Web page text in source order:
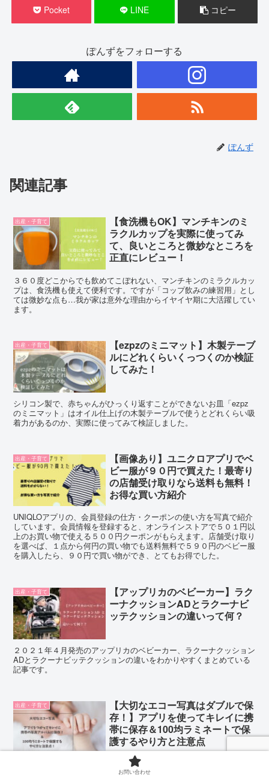
Pocket LINE コピー
ぽんずをフォローする
ぽんず
関連記事
出産・子育て
【食洗機もOK】マンチキンのミ
ラクルカップを実際に使ってみ
て、良いところと微妙なところを
正直にレビュー！
３６０度どこからでも飲めてこぼれない、マンチキンのミラクルカッ
プは、食洗機も使えて便利です。ですが「コップ飲みの練習用」とし
ては微妙な点も…我が家は意外な理由からイヤイヤ期に大活躍してい
ます。
出産・子育て
【ezpzのミニマット】木製テーブ
ルにどれくらいくっつくのか検証
してみた！
シリコン製で、赤ちゃんがひっくり返すことができないお皿「ezpz
のミニマット」はオイル仕上げの木製テーブルで使うとどれくらい吸
着力があるのか、実際に使ってみて検証しました。
出産・子育て
【画像あり】ユニクロアプリでベ
ビー服が９０円で買えた！最寄り
の店舗受け取りなら送料も無料！
お得な買い方紹介
UNIQLOアプリの、会員登録の仕方・クーポンの使い方を写真で紹介
しています。会員情報を登録すると、オンラインストアで５０１円以
上のお買い物で使える５００円クーポンがもらえます。店舗受け取り
を選べば、１点から何円の買い物でも送料無料で５９０円のベビー服
を購入したら、９０円で買い物ができ、とてもお得でした。
出産・子育て
【アップリカのベビーカー】ラク
ーナクッションADとラクーナビ
ッテクッションの違いって何？
２０２１年４月発売のアップリカのベビーカー、ラクーナクッション
ADとラクーナビッテクッションの違いをわかりやすくまとめている
記事です。
出産・子育て
【大切なエコー写真はダブルで保
存！】アプリを使ってキレイに携
帯に保存＆100均ラミネートで保
護するやり方と注意点
大切なエコー写真は、ずっと置いているうちに色あせたり、近くにお
いてあるものに色移りする可能性があります。エコー写真を、アプリ
お問い合わせ